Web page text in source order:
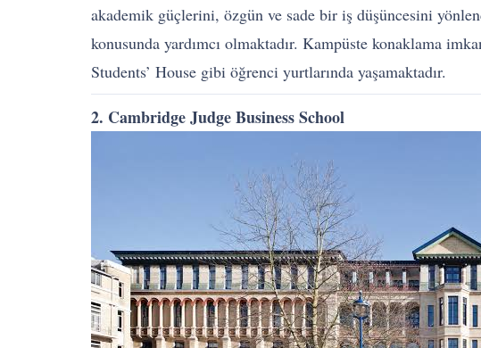
akademik güçlerini, özgün ve sade bir iş düşüncesini
konusunda yardımcı olmaktadır. Kampüste konaklama
Students’ House gibi öğrenci yurtlarında yaşamaktadır.
2. Cambridge Judge Business School